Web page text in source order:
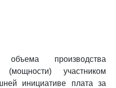
производства
(мощности) участником
инициативе плата за